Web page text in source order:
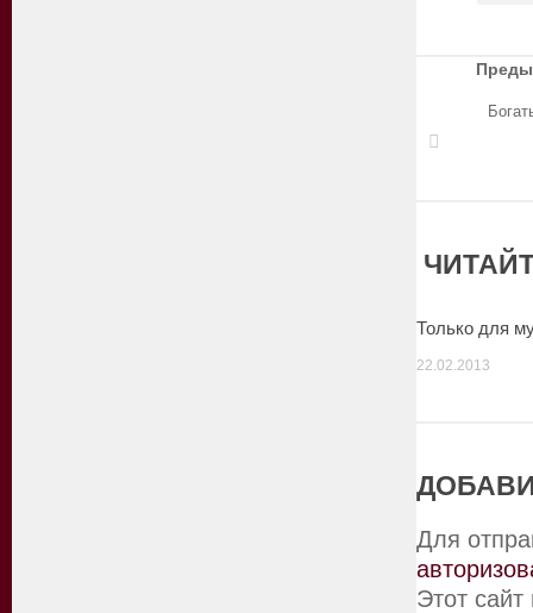
Только для
22.02.2013
Для
Этот